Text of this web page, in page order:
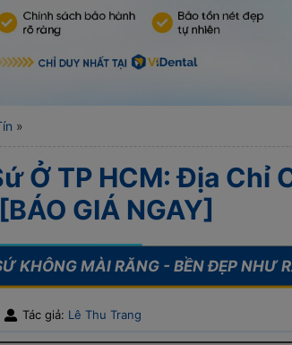
»
Ở TP HCM: Địa Chỉ
GIÁ NGAY]
Tác giả: Lê Thu Trang